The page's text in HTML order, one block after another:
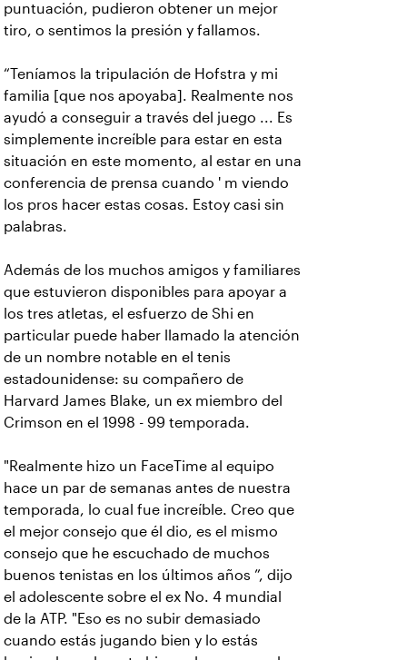
puntuación, pudieron obtener un mejor
tiro, o sentimos la presión y fallamos.
“Teníamos la tripulación de Hofstra y mi
familia [que nos apoyaba]. Realmente nos
ayudó a conseguir a través del juego ... Es
simplemente increíble para estar en esta
situación en este momento, al estar en una
conferencia de prensa cuando ' m viendo
los pros hacer estas cosas. Estoy casi sin
palabras.
Además de los muchos amigos y familiares
que estuvieron disponibles para apoyar a
los tres atletas, el esfuerzo de Shi en
particular puede haber llamado la atención
de un nombre notable en el tenis
estadounidense: su compañero de
Harvard James Blake, un ex miembro del
Crimson en el 1998 - 99 temporada.
"Realmente hizo un FaceTime al equipo
hace un par de semanas antes de nuestra
temporada, lo cual fue increíble. Creo que
el mejor consejo que él dio, es el mismo
consejo que he escuchado de muchos
buenos tenistas en los últimos años ”, dijo
el adolescente sobre el ex No. 4 mundial
de la ATP. "Eso es no subir demasiado
cuando estás jugando bien y lo estás